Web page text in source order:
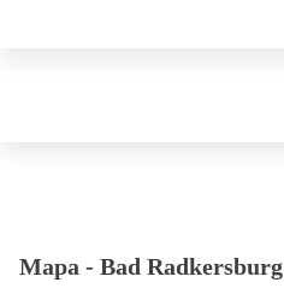
Mapa - Bad Radkersburg